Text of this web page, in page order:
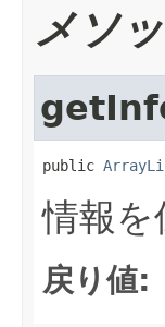
メソ
public
情報
戻り値: